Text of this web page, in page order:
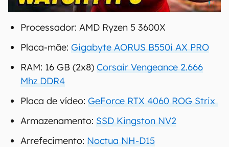
00:00/04:51
Processador: AMD Ryzen 5 3600X
Placa-mãe: Gigabyte AORUS B550i AX PRO
RAM: 16 GB (2x8) Corsair Vengeance 2.666
Mhz DDR4
Placa de vídeo: GeForce RTX 4060 ROG Strix
Armazenamento: SSD Kingston NV2
Arrefecimento: Noctua NH-D15